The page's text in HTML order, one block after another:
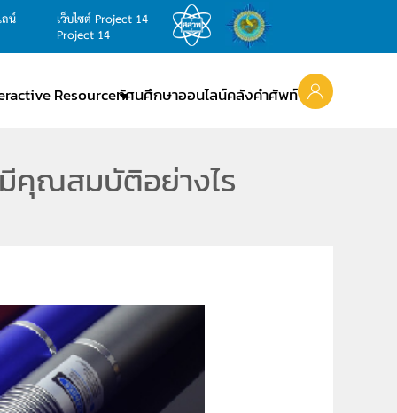
ลน์
เว็บไซต์ Project 14
Project 14
Resourceทัศนศึกษาออนไลน์คลังคำศัพท์
มีคุณสมบัติอย่างไร